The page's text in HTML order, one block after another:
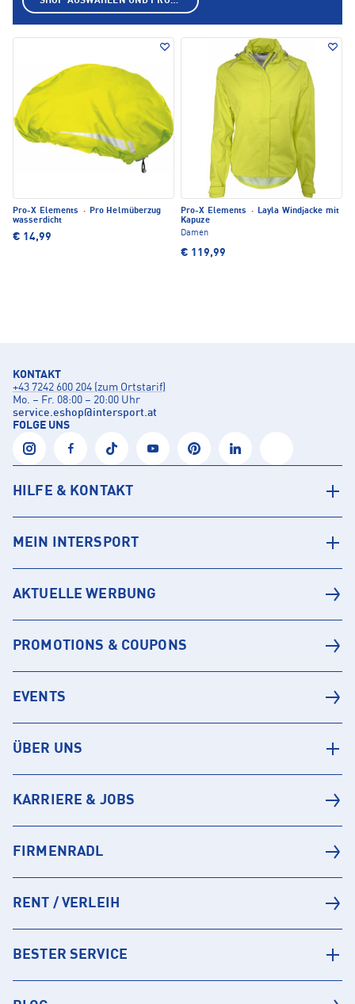
Pro-X Elements · Pro Helmüberzug
wasserdicht
€ 14,99
Pro-X Elements · Layla Windjacke mit
Kapuze
Damen
€ 119,99
KONTAKT
+43 7242 600 204 (zum Ortstarif)
Mo. – Fr. 08:00 – 20:00 Uhr
service.eshop@intersport.at
FOLGE UNS
HILFE & KONTAKT
MEIN INTERSPORT
AKTUELLE WERBUNG
PROMOTIONS & COUPONS
EVENTS
ÜBER UNS
KARRIERE & JOBS
FIRMENRADL
RENT / VERLEIH
BESTER SERVICE